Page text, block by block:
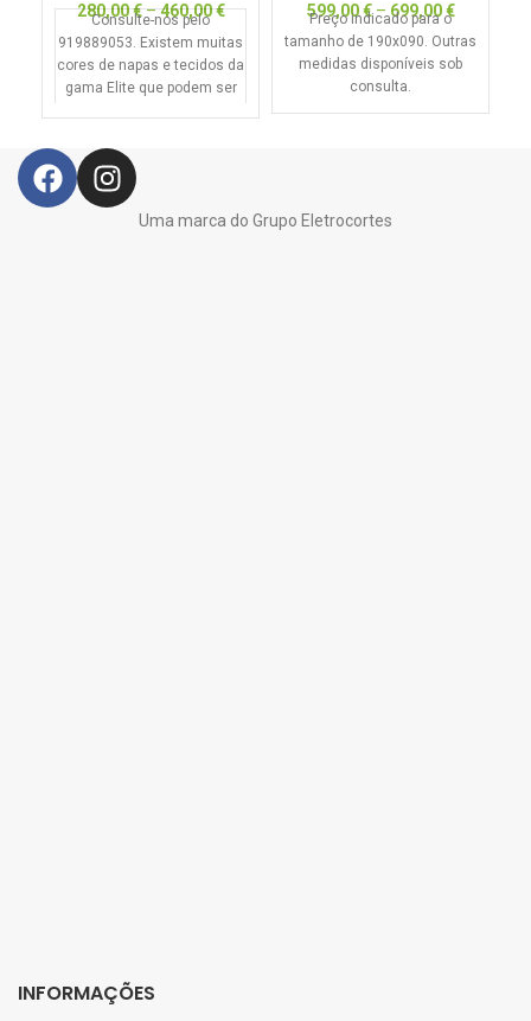
280,00€–460,00€
Consulte-nos pelo
919889053. Existem muitas
cores de napas e tecidos da
gama Elite que podem ser
599,00€–699,00€
Preço indicado para o
tamanho de 190x090. Outras
medidas disponíveis sob
consulta.
Uma marca do Grupo Eletrocortes
INFORMAÇÕES